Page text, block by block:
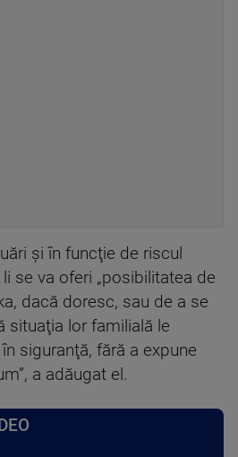
şi în funcţie de riscul
se va oferi „posibilitatea de
dacă doresc, sau de a se
situaţia lor familială le
siguranţă, fără a expune
a adăugat el.